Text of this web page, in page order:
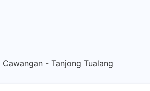
Cawangan - Tanjong Tualang